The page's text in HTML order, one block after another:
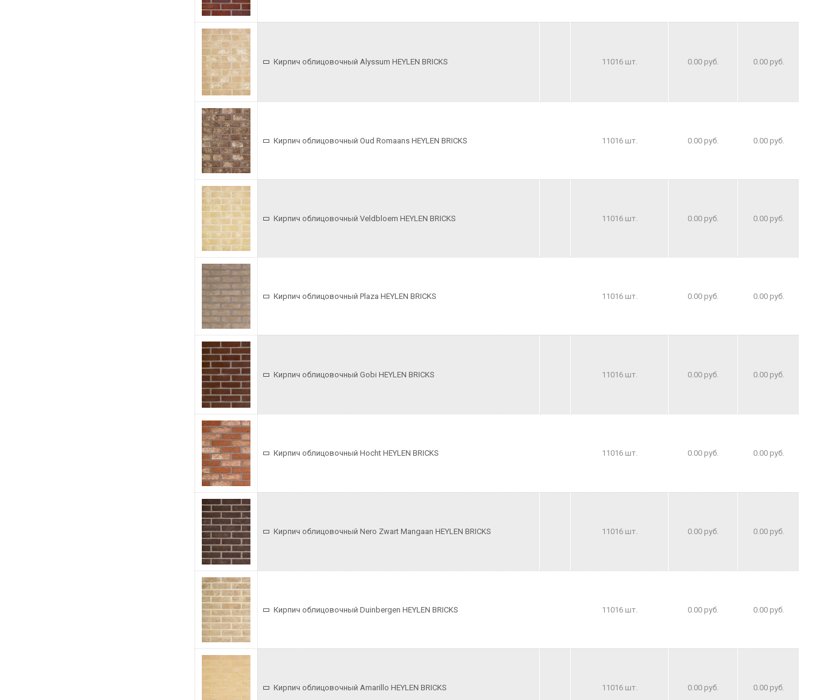
Кирпич облицовочный Alyssum HEYLEN BRICKS 11016 шт. 0.00 руб. 0.00 руб.
Кирпич облицовочный Oud Romaans HEYLEN BRICKS 11016 шт. 0.00 руб. 0.00 руб.
Кирпич облицовочный Veldbloem HEYLEN BRICKS 11016 шт. 0.00 руб. 0.00 руб.
Кирпич облицовочный Plaza HEYLEN BRICKS 11016 шт. 0.00 руб. 0.00 руб.
Кирпич облицовочный Gobi HEYLEN BRICKS 11016 шт. 0.00 руб. 0.00 руб.
Кирпич облицовочный Hocht HEYLEN BRICKS 11016 шт. 0.00 руб. 0.00 руб.
Кирпич облицовочный Nero Zwart Mangaan HEYLEN BRICKS 11016 шт. 0.00 руб. 0.00 руб.
Кирпич облицовочный Duinbergen HEYLEN BRICKS 11016 шт. 0.00 руб. 0.00 руб.
Кирпич облицовочный Amarillo HEYLEN BRICKS 11016 шт. 0.00 руб. 0.00 руб.